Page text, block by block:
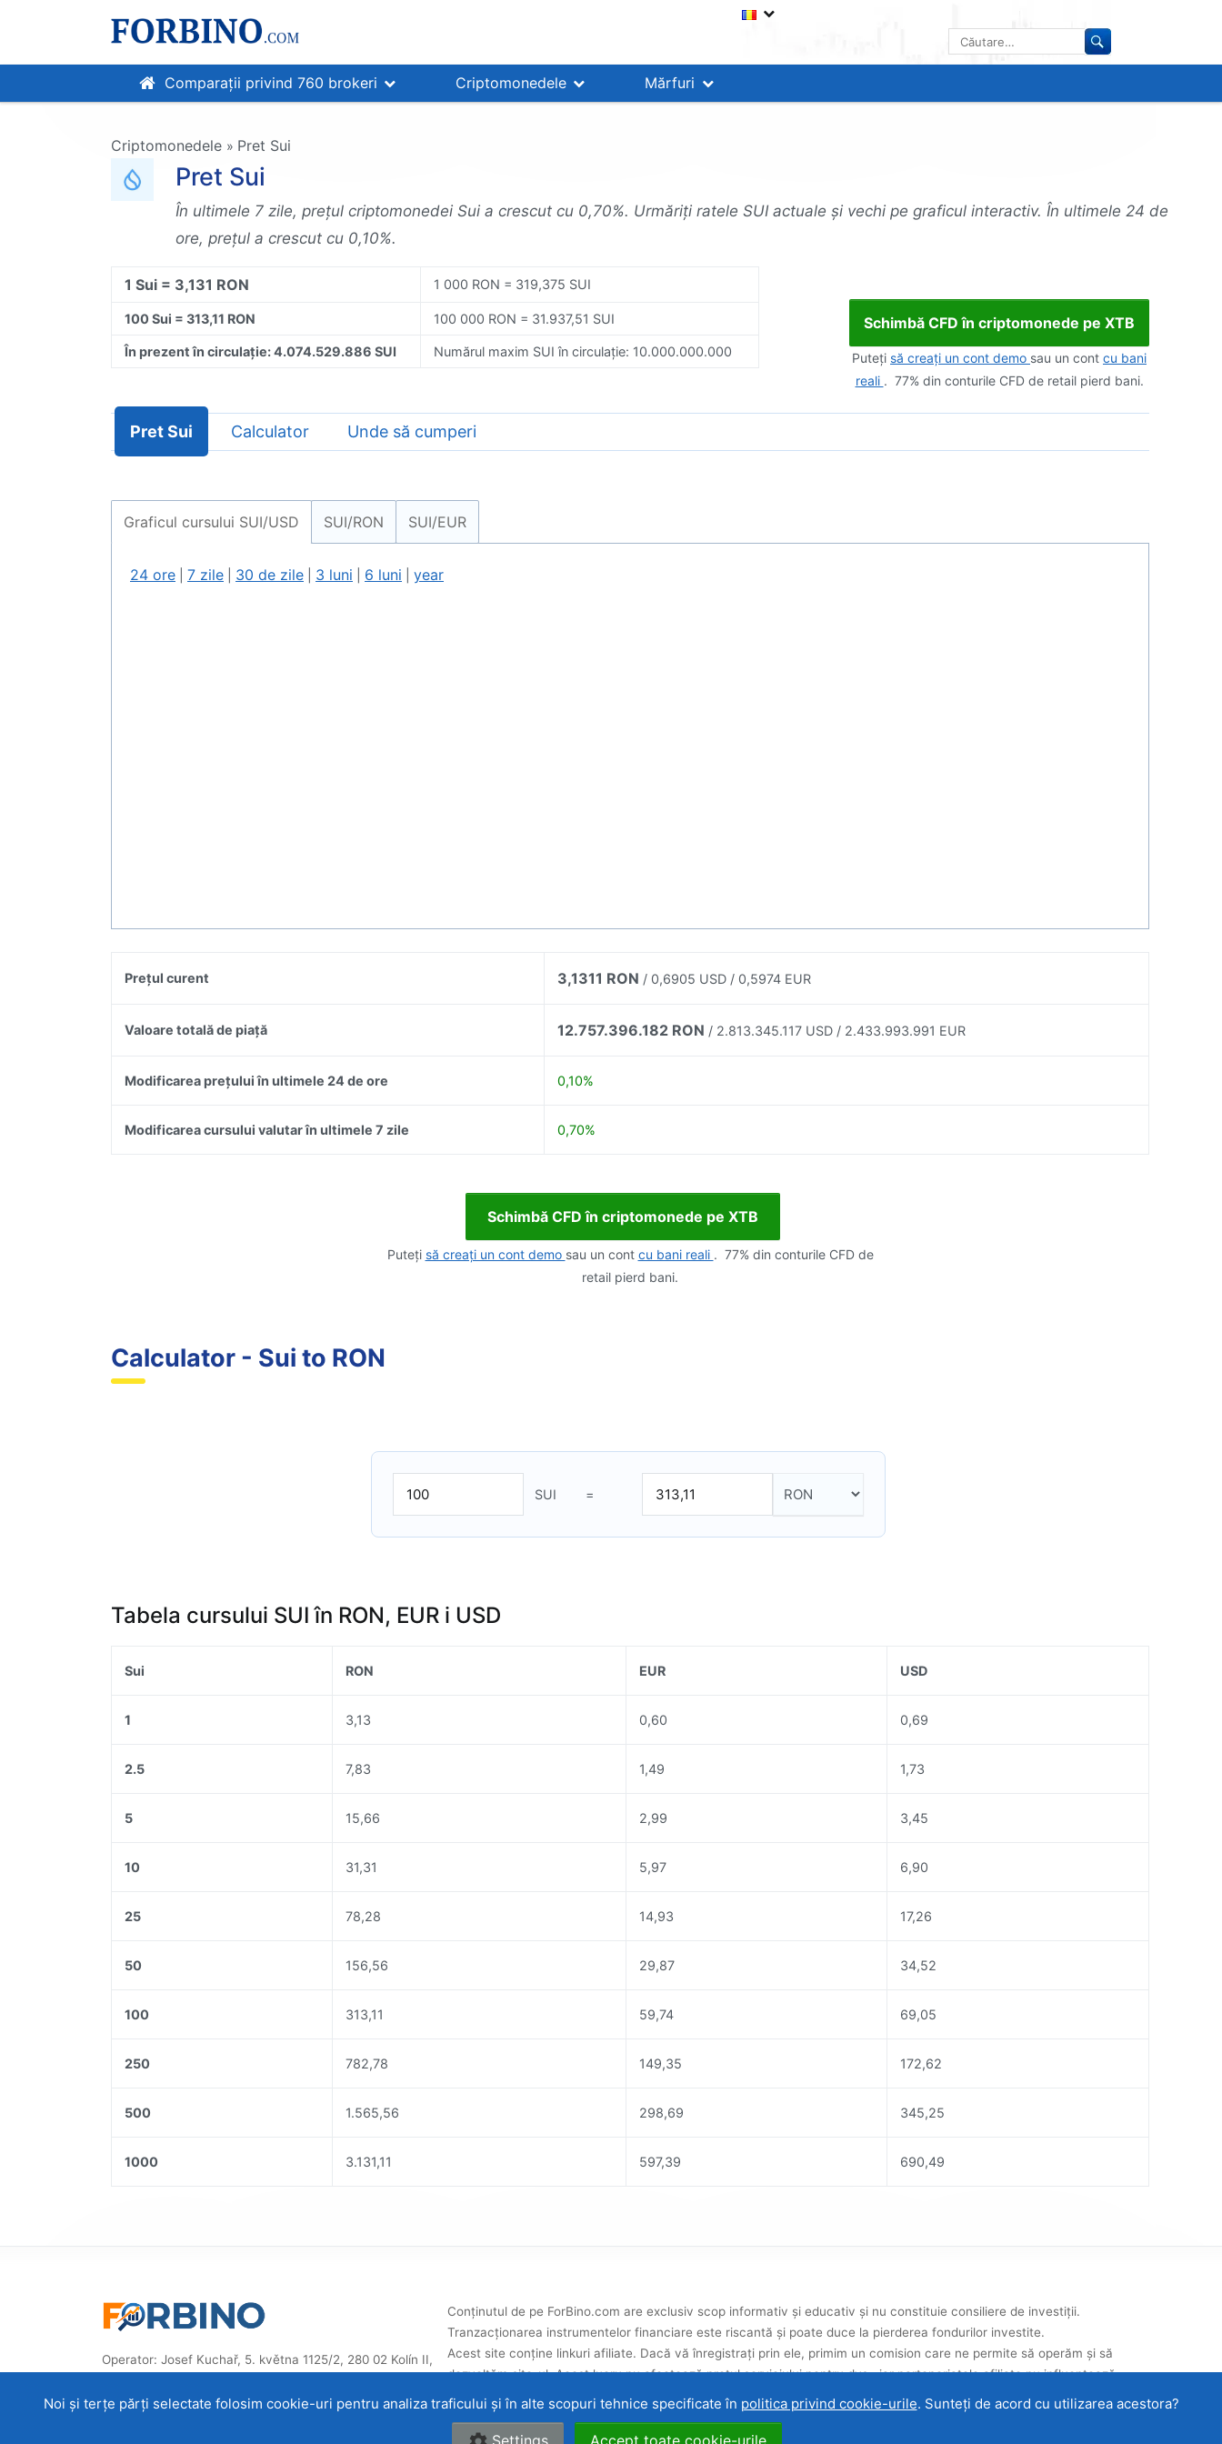
Caută
după:
Comparații privind 760 brokeri Criptomonedele Mărfuri
Criptomonedele » Pret Sui
Pret Sui
În ultimele 7 zile, prețul criptomonedei Sui a crescut cu 0,70%. Urmăriți ratele SUI actuale și vechi pe graficul interactiv. În ultimele 24 de
ore, prețul a crescut cu 0,10%.
1 Sui = 3,131 RON 1 000 RON = 319,375 SUI
100 Sui = 313,11 RON 100 000 RON = 31.937,51 SUI
În prezent în circulație: 4.074.529.886 SUI Numărul maxim SUI în circulație: 10.000.000.000
Schimbă CFD în criptomonede pe XTB
Puteți să creați un cont demo sau un cont cu bani
reali . 77% din conturile CFD de retail pierd bani.
Pret Sui Calculator Unde să cumperi
Graficul cursului SUI/USD SUI/RON SUI/EUR
24 ore 7 zile 30 de zile 3 luni 6 luni year
Prețul curent 3,1311 RON / 0,6905 USD / 0,5974 EUR
Valoare totală de piață 12.757.396.182 RON / 2.813.345.117 USD / 2.433.993.991 EUR
Modificarea prețului în ultimele 24 de ore 0,10%
Modificarea cursului valutar în ultimele 7 zile 0,70%
Schimbă CFD în criptomonede pe XTB
Puteți să creați un cont demo sau un cont cu bani reali . 77% din conturile CFD de
retail pierd bani.
Calculator - Sui to RON
SUI =
Tabela cursului SUI în RON, EUR i USD
Sui RON EUR USD
1 3,13 0,60 0,69
2.5 7,83 1,49 1,73
5 15,66 2,99 3,45
10 31,31 5,97 6,90
25 78,28 14,93 17,26
50 156,56 29,87 34,52
100 313,11 59,74 69,05
250 782,78 149,35 172,62
500 1.565,56 298,69 345,25
1000 3.131,11 597,39 690,49
Operator: Josef Kuchař, 5. května 1125/2, 280 02 Kolín II,
© 2014–2026 ForBino.com – Toate drepturile rezervate.
Conținutul de pe ForBino.com are exclusiv scop informativ și educativ și nu constituie consiliere de investiții.
Tranzacționarea instrumentelor financiare este riscantă și poate duce la pierderea fondurilor investite.
Acest site conține linkuri afiliate. Dacă vă înregistrați prin ele, primim un comision care ne permite să operăm și să
dezvoltăm site-ul. Acest lucru nu afectează prețul serviciului pentru dvs., iar parteneriatele afiliate nu influențează
evaluările noastre ale brokerilor .
Despre noi | Contact
Noi și terțe părți selectate folosim cookie-uri pentru analiza traficului și în alte scopuri tehnice specificate în politica privind cookie-urile. Sunteți de acord cu utilizarea acestora?
Settings Accept toate cookie-urile